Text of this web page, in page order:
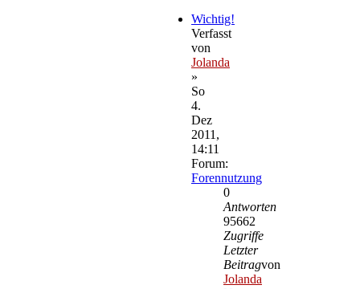
Wichtig!
Verfasst
von
Jolanda
»
So
4.
Dez
2011,
14:11
Forum:
Forennutzung
0
Antworten
95662
Zugriffe
Letzter
Beitragvon
Jolanda